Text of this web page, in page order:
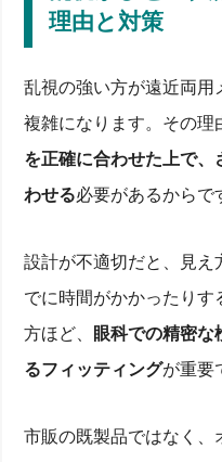
理由と対策
乱視の強い方が遠近両
複雑になります。その理
を正確に合わせた上で
わせる必要があるからで
設計が不適切だと、見え
でに時間がかかったりす
方ほど、 眼科での精密な
るフィッティングが重要
市販の既製品ではなく、